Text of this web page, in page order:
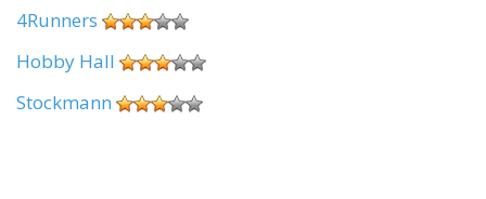
4Runners
Hobby Hall
Stockmann